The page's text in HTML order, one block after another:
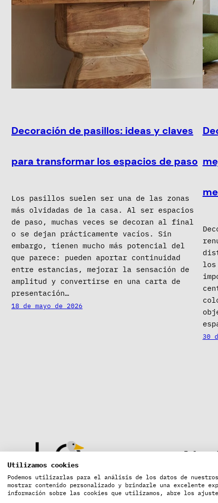
Decoración de pasillos: ideas y claves
para transformar los espacios de paso
Los pasillos suelen ser una de las zonas
más olvidadas de la casa. Al ser espacios
de paso, muchas veces se decoran al final
o se dejan prácticamente vacíos. Sin
embargo, tienen mucho más potencial del
que parece: pueden aportar continuidad
entre estancias, mejorar la sensación de
amplitud y convertirse en una carta de
presentación…
18 de mayo de 2026
los
30
La Oca es una de las
Franquicias más importantes y
Utilizamos cookies
Podemos utilizarlas para el análisis de los datos de
mostrar contenido personalizado y brindarle una excelente
información sobre las cookies que utilizamos, abre los